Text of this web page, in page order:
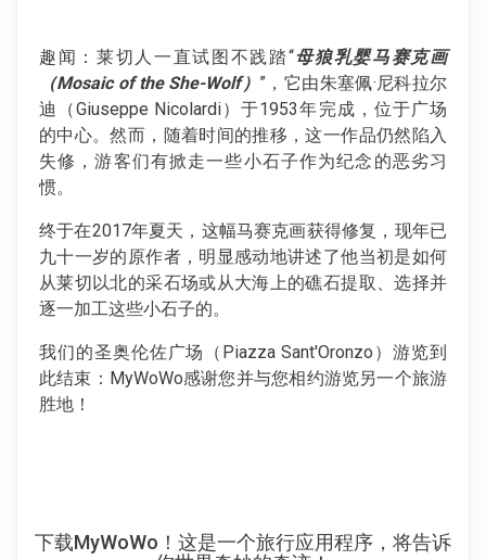
趣闻：莱切人一直试图不践踏“母狼乳婴马赛克画
（Mosaic of the She-Wolf） ”，它由朱塞佩·尼科拉尔
迪（Giuseppe Nicolardi）于1953年完成，位于广场
的中心。然而，随着时间的推移，这一作品仍然陷入
失修，游客们有掀走一些小石子作为纪念的恶劣习
惯。
终于在2017年夏天，这幅马赛克画获得修复，现年已
九十一岁的原作者，明显感动地讲述了他当初是如何
从莱切以北的采石场或从大海上的礁石提取、选择并
逐一加工这些小石子的。
我们的圣奥伦佐广场（Piazza Sant'Oronzo）游览到
此结束：MyWoWo感谢您并与您相约游览另一个旅游
胜地！
下载MyWoWo！这是一个旅行应用程序，将告诉